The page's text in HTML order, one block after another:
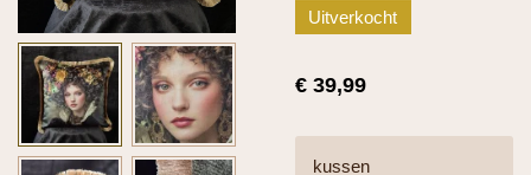
Uitverkocht
€ 39,99
kussen